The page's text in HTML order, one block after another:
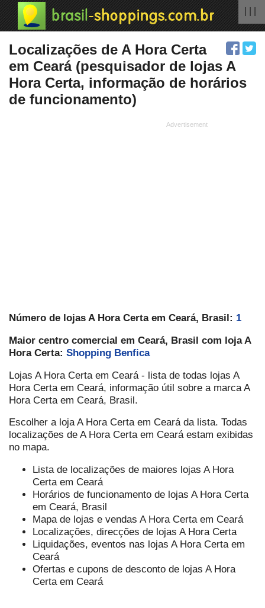
Localizações de A Hora Certa
em Ceará (pesquisador de lojas A
Hora Certa, informação de horários
de funcionamento)
Número de lojas A Hora Certa em Ceará, Brasil: 1
Maior centro comercial em Ceará, Brasil com loja A
Hora Certa: Shopping Benfica
Lojas A Hora Certa em Ceará - lista de todas lojas A
Hora Certa em Ceará, informação útil sobre a marca A
Hora Certa em Ceará, Brasil.
Escolher a loja A Hora Certa em Ceará da lista. Todas
localizações de A Hora Certa em Ceará estam exibidas
no mapa.
Lista de localizações de maiores lojas A Hora
Certa em Ceará
Horários de funcionamento de lojas A Hora Certa
em Ceará, Brasil
Mapa de lojas e vendas A Hora Certa em Ceará
Localizações, direcções de lojas A Hora Certa
Liquidações, eventos nas lojas A Hora Certa em
Ceará
Ofertas e cupons de desconto de lojas A Hora
Certa em Ceará